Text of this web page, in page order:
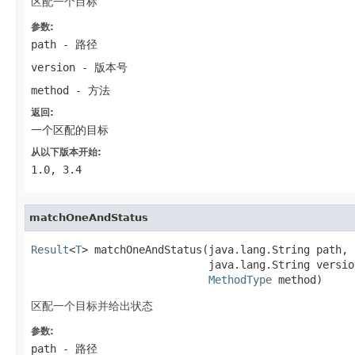
参数:
path - 路径
version - 版本号
method - 方法
返回:
一个区配的目标
从以下版本开始:
1.0, 3.4
matchOneAndStatus
Result<T> matchOneAndStatus(java.lang.String path,
java.lang.String
MethodType method)
区配一个目标并给出状态
参数:
path - 路径